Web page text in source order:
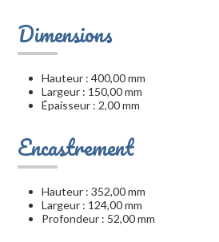
Dimensions
Hauteur : 400,00 mm
Largeur : 150,00 mm
Épaisseur : 2,00 mm
Encastrement
Hauteur : 352,00 mm
Largeur : 124,00 mm
Profondeur : 52,00 mm